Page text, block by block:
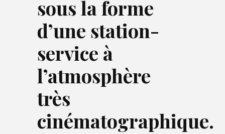
sous la forme
d’une station-
service à
l’atmosphère
très
cinématographique.